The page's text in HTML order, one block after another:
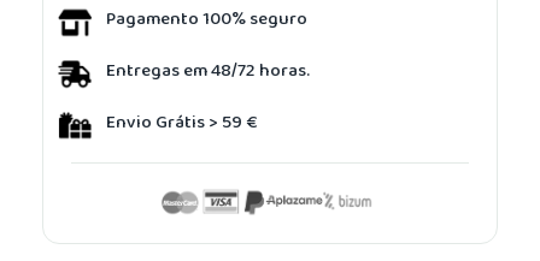
Pagamento 100% seguro
Entregas em 48/72 horas.
Envio Grátis > 59 €